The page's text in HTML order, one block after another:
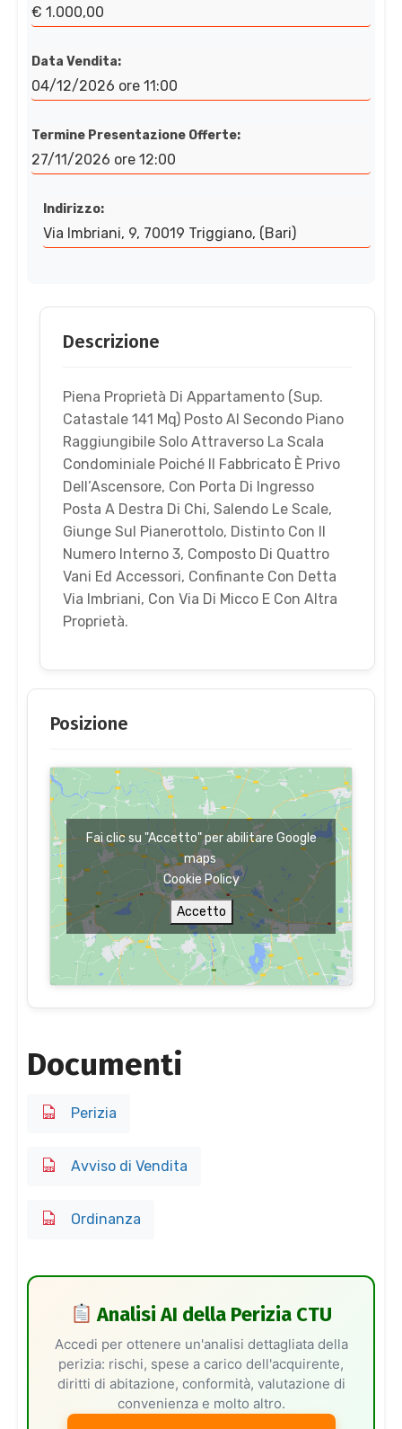
€ 1.000,00
Data Vendita:
04/12/2026 ore 11:00
Termine Presentazione Offerte:
27/11/2026 ore 12:00
Indirizzo:
Via Imbriani, 9, 70019 Triggiano, (Bari)
Descrizione
Piena Proprietà Di Appartamento (Sup.
Catastale 141 Mq) Posto Al Secondo Piano
Raggiungibile Solo Attraverso La Scala
Condominiale Poiché Il Fabbricato È Privo
Dell’Ascensore, Con Porta Di Ingresso
Posta A Destra Di Chi, Salendo Le Scale,
Giunge Sul Pianerottolo, Distinto Con Il
Numero Interno 3, Composto Di Quattro
Vani Ed Accessori, Confinante Con Detta
Via Imbriani, Con Via Di Micco E Con Altra
Proprietà.
Posizione
Fai clic su "Accetto" per abilitare Google
maps
Cookie Policy
Accetto
Documenti
Perizia
Avviso di Vendita
Ordinanza
Analisi AI della Perizia CTU
Accedi per ottenere un'analisi dettagliata della
perizia: rischi, spese a carico dell'acquirente,
diritti di abitazione, conformità, valutazione di
convenienza e molto altro.